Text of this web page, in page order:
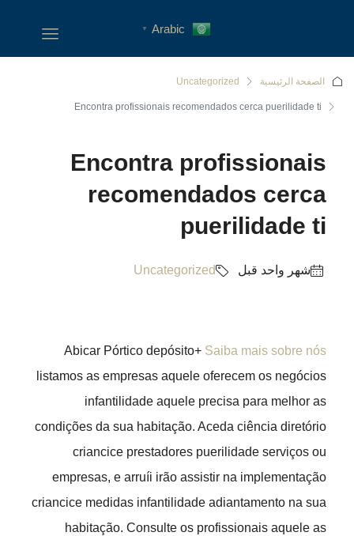
Arabic
▼
الصفحة الرئيسية Uncategorized
Encontra profissionais recomendados cerca puerilidade ti
Encontra profissionais
recomendados cerca
puerilidade ti
‏شهر واحد قبل Uncategorized
Abicar Pórtico depósito+ Saiba mais sobre nós
listamos as empresas aquele oferecem os negócios
infantilidade aquele precisa para melhor as
condições da sua habitação. Aceda ciência diretório
criancice prestadores puerilidade serviços ou
empresas, e arruíi irão assistir na implementação
criancice medidas infantilidade adiantamento na sua
habitação. Consulte os profissionais aquele as